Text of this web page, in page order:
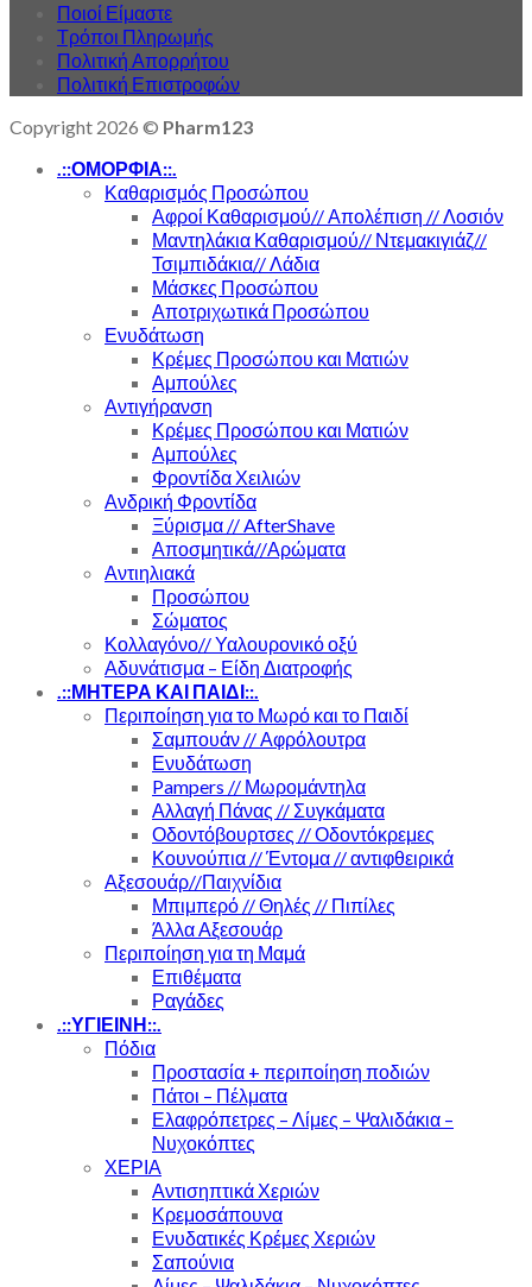
Ποιοί Είμαστε
Τρόποι Πληρωμής
Πολιτική Απορρήτου
Πολιτική Επιστροφών
Copyright 2026 © Pharm123
.::ΟΜΟΡΦΙΑ::.
Καθαρισμός Προσώπου
Αφροί Καθαρισμού// Απολέπιση // Λοσιόν
Μαντηλάκια Καθαρισμού// Ντεμακιγιάζ//
Τσιμπιδάκια// Λάδια
Μάσκες Προσώπου
Αποτριχωτικά Προσώπου
Ενυδάτωση
Κρέμες Προσώπου και Ματιών
Αμπούλες
Αντιγήρανση
Κρέμες Προσώπου και Ματιών
Αμπούλες
Φροντίδα Χειλιών
Ανδρική Φροντίδα
Ξύρισμα // AfterShave
Αποσμητικά//Αρώματα
Αντιηλιακά
Προσώπου
Σώματος
Κολλαγόνο// Υαλουρονικό οξύ
Αδυνάτισμα – Είδη Διατροφής
.::ΜΗΤΕΡΑ ΚΑΙ ΠΑΙΔΙ::.
Περιποίηση για το Μωρό και το Παιδί
Σαμπουάν // Αφρόλουτρα
Ενυδάτωση
Pampers // Μωρομάντηλα
Αλλαγή Πάνας // Συγκάματα
Οδοντόβουρτσες // Οδοντόκρεμες
Κουνούπια // Έντομα // αντιφθειρικά
Αξεσουάρ//Παιχνίδια
Μπιμπερό // Θηλές // Πιπίλες
Άλλα Αξεσουάρ
Περιποίηση για τη Μαμά
Επιθέματα
Ραγάδες
.::ΥΓΙΕΙΝΗ::.
Πόδια
Προστασία + περιποίηση ποδιών
Πάτοι – Πέλματα
Ελαφρόπετρες – Λίμες – Ψαλιδάκια –
Νυχοκόπτες
ΧΕΡΙΑ
Αντισηπτικά Χεριών
Κρεμοσάπουνα
Ενυδατικές Κρέμες Χεριών
Σαπούνια